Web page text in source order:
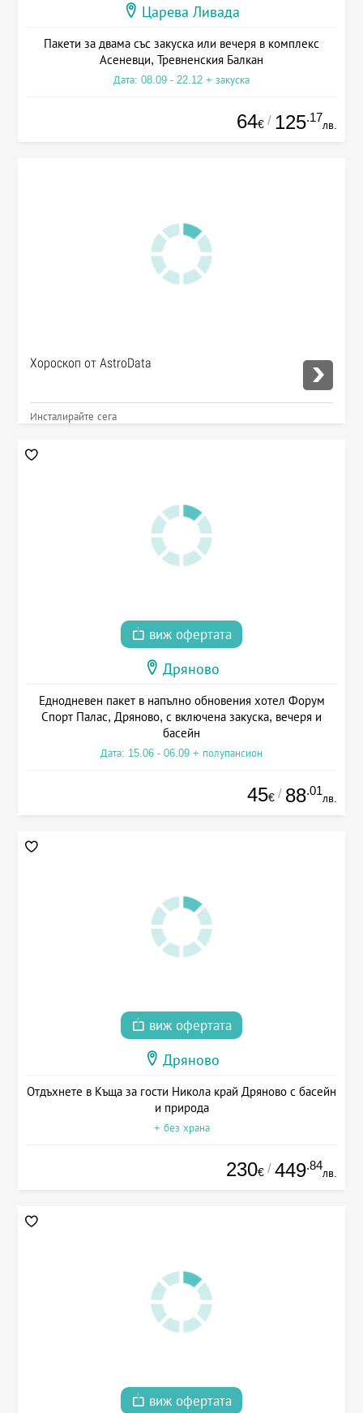
Царева Ливада
Пакети за двама със закуска или вечеря в комплекс
Асеневци, Тревненския Балкан
Дата: 08.09 - 22.12 + закуска
64€ / 125.17
лв.
Хороскоп от AstroData
Инсталирайте сега
виж офертата
Дряново
Еднодневен пакет в напълно обновения хотел Форум
Спорт Палас, Дряново, с включена закуска, вечеря и
басейн
Дата: 15.06 - 06.09 + полупансион
45€ / 88.01
лв.
виж офертата
Дряново
Отдъхнете в Къща за гости Никола край Дряново с басейн
и природа
+ без храна
230€ / 449.84
лв.
виж офертата